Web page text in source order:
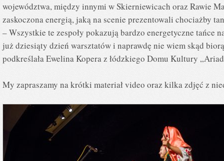
województwa, między innymi w Skierniewicach oraz Rawie
zaskoczona energią, jaką na scenie prezentowali chociażby
– Wszystkie te zespoły pokazują bardzo energetyczne tańce
już dziesiąty dzień warsztatów i naprawdę nie wiem skąd
podkreślała Ewelina Kopera z łódzkiego Domu Kultury
My zapraszamy na krótki materiał video oraz kilka zdjęć z